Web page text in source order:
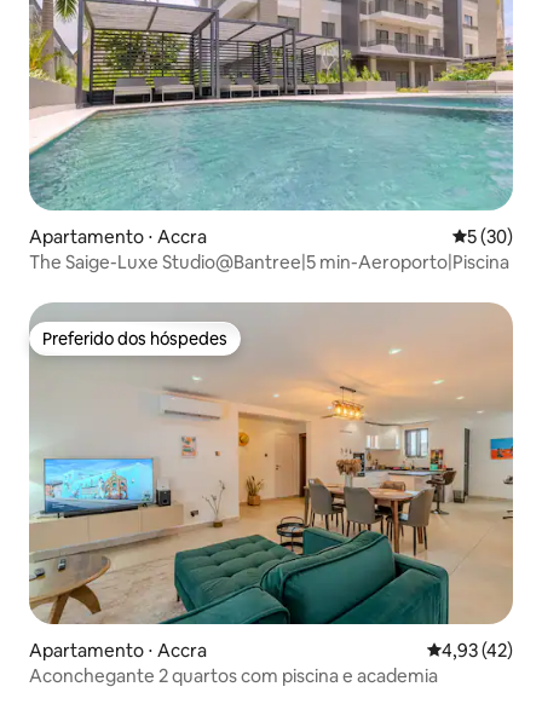
Apartamento ⋅ Accra 5 de uma
5 (30)
The Saige-Luxe Studio@Bantree|5 min-Aeroporto|Piscina
Preferido dos hóspedes
Preferido dos hóspedes
Apartamento ⋅ Accra 4,93 de uma
4,93 (42)
Aconchegante 2 quartos com piscina e academia